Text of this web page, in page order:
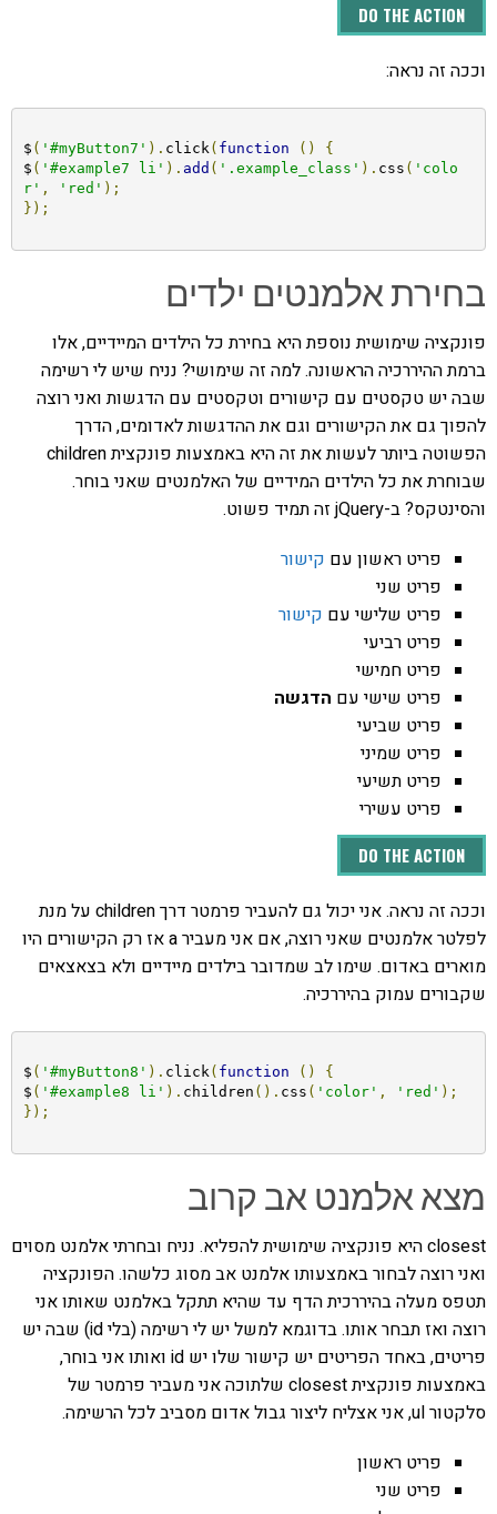
DO THE ACTION
וככה זה נראה:
$ ( '#myButton7' ). click( function ()
{
$ ( '#example7 li' ). add ( '.example_class' ). css ( 'colo
r' , 'red' );
});
בחירת אלמנטים ילדים
פונקציה שימושית נוספת היא בחירת כל הילדים המיידיים, אלו
ברמת ההיררכיה הראשונה. למה זה שימושי? נניח שיש לי רשימה
שבה יש טקסטים עם קישורים וטקסטים עם הדגשות ואני רוצה
להפוך גם את הקישורים וגם את ההדגשות לאדומים, הדרך
הפשוטה ביותר לעשות את זה היא באמצעות פונקצית children
שבוחרת את כל הילדים המידיים של האלמנטים שאני בוחר.
והסינטקס? ב-jQuery זה תמיד פשוט.
פריט ראשון עם קישור
פריט שני
פריט שלישי עם קישור
פריט רביעי
פריט חמישי
פריט שישי עם הדגשה
פריט שביעי
פריט שמיני
פריט תשיעי
פריט עשירי
DO THE ACTION
וככה זה נראה. אני יכול גם להעביר פרמטר דרך children על מנת
לפלטר אלמנטים שאני רוצה, אם אני מעביר a אז רק הקישורים היו
מוארים באדום. שימו לב שמדובר בילדים מיידיים ולא בצאצאים
שקבורים עמוק בהיררכיה.
$ ( '#myButton8' ). click( function ()
{
$ ( '#example8 li' ). children (). css ( 'color' , 'red' );
});
מצא אלמנט אב קרוב
closest היא פונקציה שימושית להפליא. נניח ובחרתי אלמנט מסוים
ואני רוצה לבחור באמצעותו אלמנט אב מסוג כלשהו. הפונקציה
תטפס מעלה בהיררכית הדף עד שהיא תתקל באלמנט שאותו אני
רוצה ואז תבחר אותו. בדוגמא למשל יש לי רשימה (בלי id) שבה יש
פריטים, באחד הפריטים יש קישור שלו יש id ואותו אני בוחר,
באמצעות פונקצית closest שלתוכה אני מעביר פרמטר של
סלקטור ul, אני אצליח ליצור גבול אדום מסביב לכל הרשימה.
פריט ראשון
פריט שני